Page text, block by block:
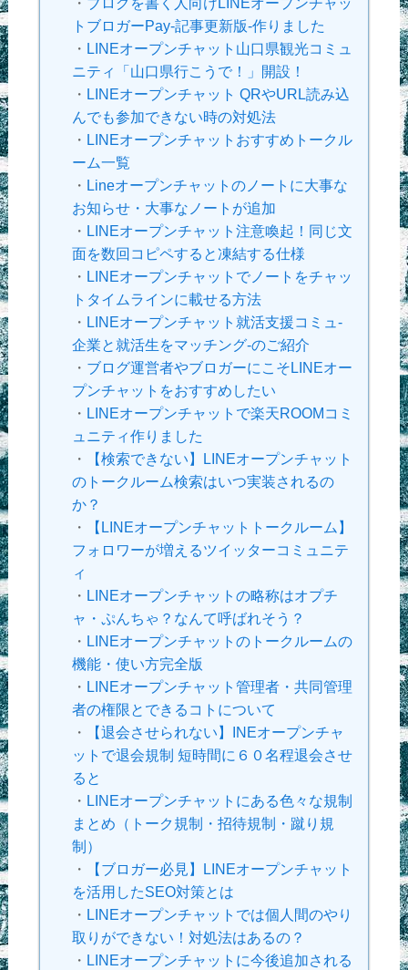
トブロガーPay-記事更新版-作りました
・ LINEオープンチャット山口県観光コミュ
ニティ「山口県行こうで！」開設！
・ LINEオープンチャット QRやURL読み込
んでも参加できない時の対処法
・ LINEオープンチャットおすすめトークル
ーム一覧
・ Lineオープンチャットのノートに大事な
お知らせ・大事なノートが追加
・ LINEオープンチャット注意喚起！同じ文
面を数回コピペすると凍結する仕様
・ LINEオープンチャットでノートをチャッ
トタイムラインに載せる方法
・ LINEオープンチャット就活支援コミュ-
企業と就活生をマッチング-のご紹介
・ ブログ運営者やブロガーにこそLINEオー
プンチャットをおすすめしたい
・ LINEオープンチャットで楽天ROOMコミ
ュニティ作りました
・
【検索できない】LINEオープンチャット
のトークルーム検索はいつ実装されるの
か？
・
【LINEオープンチャットトークルーム】
フォロワーが増えるツイッターコミュニテ
ィ
・ LINEオープンチャットの略称はオプチ
ャ・ぷんちゃ？なんて呼ばれそう？
・ LINEオープンチャットのトークルームの
機能・使い方完全版
・ LINEオープンチャット管理者・共同管理
者の権限とできるコトについて
・
【退会させられない】INEオープンチャ
ットで退会規制 短時間に６０名程退会させ
ると
・ LINEオープンチャットにある色々な規制
まとめ（トーク規制・招待規制・蹴り規
制）
・
【ブロガー必見】LINEオープンチャット
を活用したSEO対策とは
・ LINEオープンチャットでは個人間のやり
取りができない！対処法はあるの？
・ LINEオープンチャットに今後追加される